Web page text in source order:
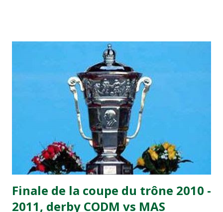
joueurs soussis, et ont réussi à mener au score à la dernière
minute du temps réglementaire grâce à un but de Mourad
Benchrifa. Son poursuivant direct le CRA de son coté a
chuté à domicile face à l'OCK sur le score de 0 - 2. La
bonne affaire de la semaine a été réalisée par le Moghreb
de Tetouan qui s'est hissé à la deuxième place après avoir
remporté trois précieux points sur la pelouse du complexe
Moulay Abdallah face aux FAR grâce à un but marqué par
Abdeladim Khadrouf à la 61e...
Finale de la coupe du trône 2010 -
2011, derby CODM vs MAS